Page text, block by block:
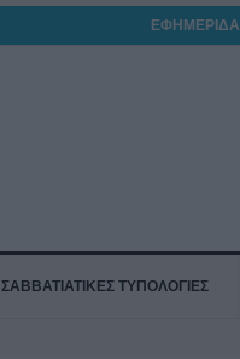
ΕΦΗΜΕΡΙΔΑ
ΣΑΒΒΑΤΙΑΤΙΚΕΣ ΤΥΠΟΛΟΓΙΕΣ